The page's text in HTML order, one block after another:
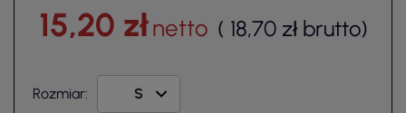
15,20 złnetto ( 18,70 zł brutto)
Rozmiar: